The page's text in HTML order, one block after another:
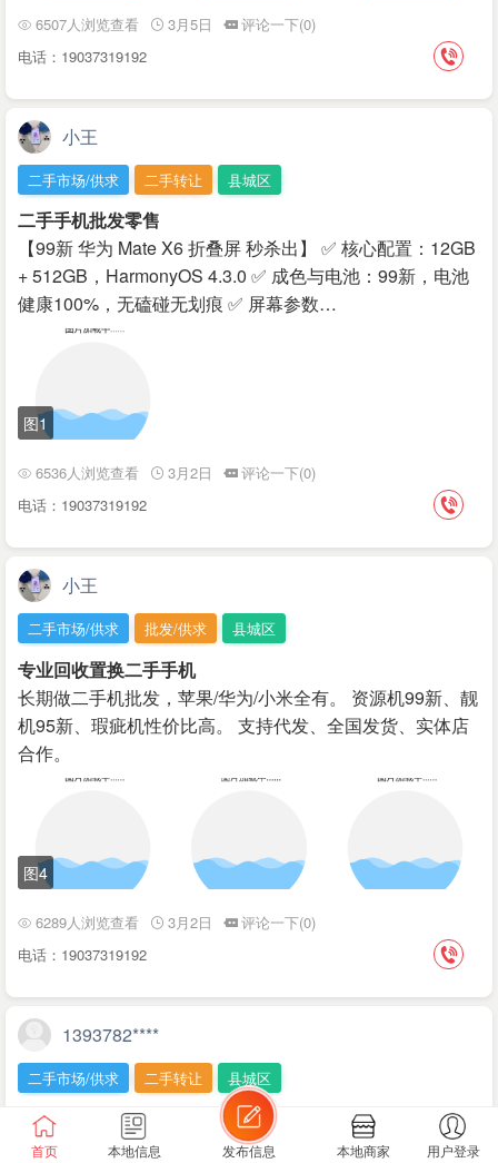
6507人浏览查看 3月5日
评论一下(0)
电话：19037319192
小王
二手市场/供求 二手转让 县城区
二手手机批发零售
【99新 华为 Mate X6 折叠屏 秒杀出】 ✅ 核心配置：12GB
+ 512GB，HarmonyOS 4.3.0 ✅ 成色与电池：99新，电池
健康100%，无磕碰无划痕 ✅ 屏幕参数…
图1
6536人浏览查看 3月2日
评论一下(0)
电话：19037319192
小王
二手市场/供求 批发/供求 县城区
专业回收置换二手手机
长期做二手机批发，苹果/华为/小米全有。 资源机99新、靓
机95新、瑕疵机性价比高。 支持代发、全国发货、实体店
合作。
图4
6289人浏览查看 3月2日
评论一下(0)
电话：19037319192
1393782****
二手市场/供求 二手转让 县城区
县城周边有没有二手电机或缝纫机要处理的？
县城周边有没有二手电机或缝纫机要处理的？
首页 本地信息 发布信息 本地商家 用户登录